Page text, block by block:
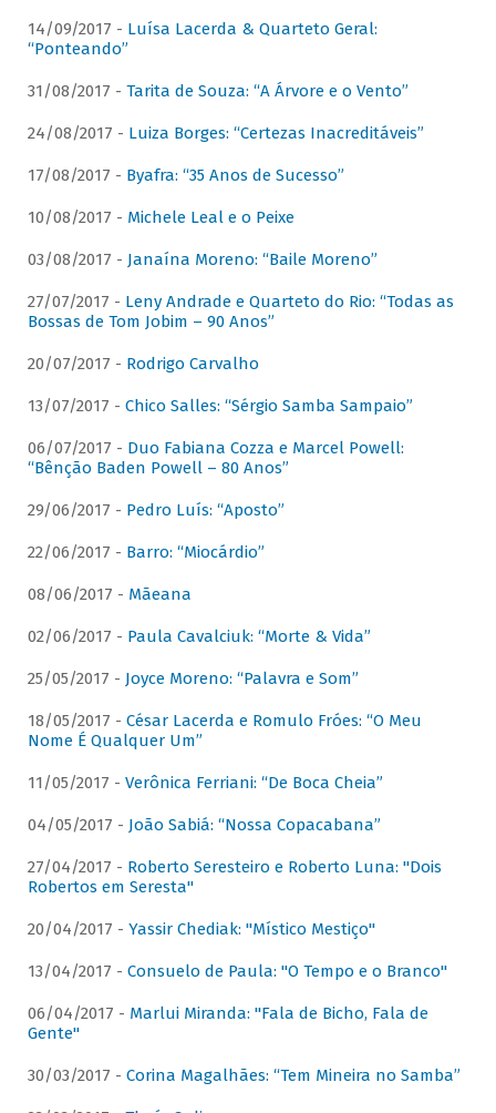
14/09/2017 - Luísa Lacerda & Quarteto Geral:
“Ponteando”
31/08/2017 - Tarita de Souza: “A Árvore e o Vento”
24/08/2017 - Luiza Borges: “Certezas Inacreditáveis”
17/08/2017 - Byafra: “35 Anos de Sucesso”
10/08/2017 - Michele Leal e o Peixe
03/08/2017 - Janaína Moreno: “Baile Moreno”
27/07/2017 - Leny Andrade e Quarteto do Rio: “Todas as
Bossas de Tom Jobim – 90 Anos”
20/07/2017 - Rodrigo Carvalho
13/07/2017 - Chico Salles: “Sérgio Samba Sampaio”
06/07/2017 - Duo Fabiana Cozza e Marcel Powell:
“Bênção Baden Powell – 80 Anos”
29/06/2017 - Pedro Luís: “Aposto”
22/06/2017 - Barro: “Miocárdio”
08/06/2017 - Mãeana
02/06/2017 - Paula Cavalciuk: “Morte & Vida”
25/05/2017 - Joyce Moreno: “Palavra e Som”
18/05/2017 - César Lacerda e Romulo Fróes: “O Meu
Nome É Qualquer Um”
11/05/2017 - Verônica Ferriani: “De Boca Cheia”
04/05/2017 - João Sabiá: “Nossa Copacabana”
27/04/2017 - Roberto Seresteiro e Roberto Luna: "Dois
Robertos em Seresta"
20/04/2017 - Yassir Chediak: "Místico Mestiço"
13/04/2017 - Consuelo de Paula: "O Tempo e o Branco"
06/04/2017 - Marlui Miranda: "Fala de Bicho, Fala de
Gente"
30/03/2017 - Corina Magalhães: “Tem Mineira no Samba”